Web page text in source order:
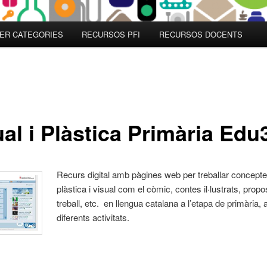
CATEGORIES RECURSOS PFI RECURSOS DOCENTS
i Plàstica Primària
Recurs digital amb pàgines web per treballar
plàstica i visual com el còmic, contes il·lustrats,
treball, etc. en llengua catalana a l’etapa de primària,
diferents activitats.